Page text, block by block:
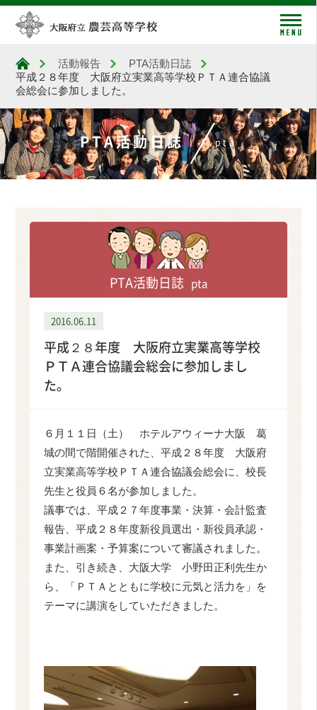
大阪府立農芸高等学校
活動報告
PTA活動日誌
平成２８年度 大阪府立実業高等学校ＰＴＡ連合協議
会総会に参加しました。
PTA活動日誌 pta
PTA活動日誌 pta
2016.06.11
平成２８年度 大阪府立実業高等学校
ＰＴＡ連合協議会総会に参加しまし
た。
６月１１日（土） ホテルアウィーナ大阪 葛
城の間で階開催された、平成２８年度 大阪府
立実業高等学校ＰＴＡ連合協議会総会に、校長
先生と役員６名が参加しました。
議事では、平成２７年度事業・決算・会計監査
報告、平成２８年度新役員選出・新役員承認・
事業計画案・予算案について審議されました。
また、引き続き、大阪大学 小野田正利先生か
ら、「ＰＴＡとともに学校に元気と活力を」を
テーマに講演をしていただきました。